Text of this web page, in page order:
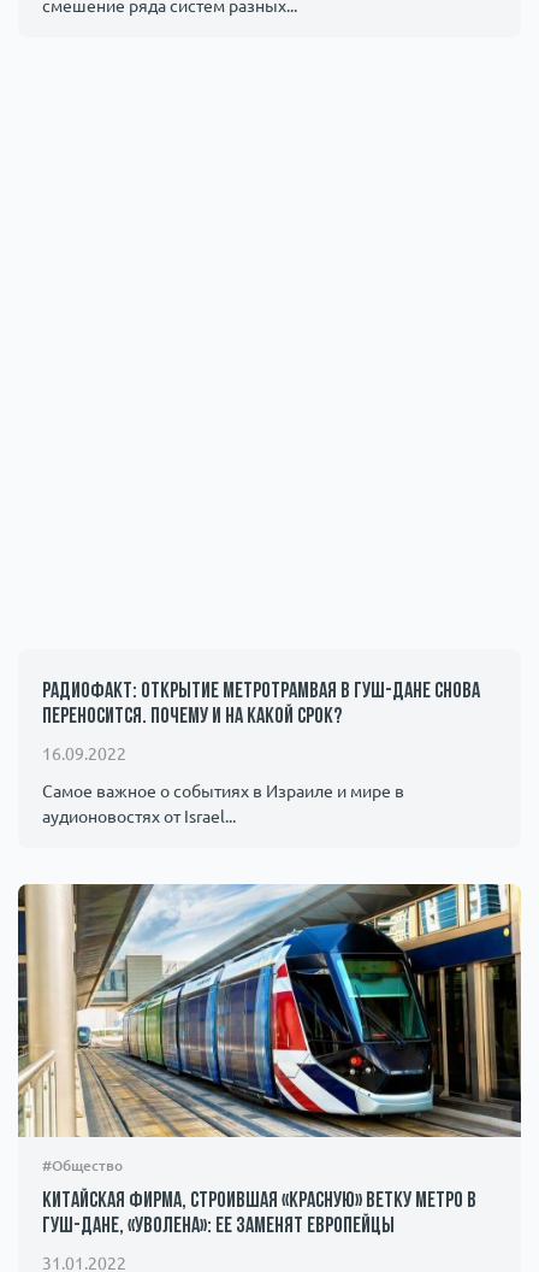
смешение ряда систем разных...
Радиофакт: открытие метротрамвая в Гуш-Дане снова
переносится. Почему и на какой срок?
16.09.2022
Самое важное о событиях в Израиле и мире в
аудионовостях от Israel...
#Общество
Китайская фирма, строившая «красную» ветку метро в
Гуш-Дане, «уволена»: ее заменят европейцы
31.01.2022